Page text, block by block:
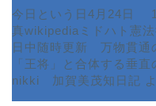
今日という日4月24日
真wikipediaミドハト憲法
日中随時更新 万物貫通
「王将」と合体する垂
nikki 加賀美茂知日記